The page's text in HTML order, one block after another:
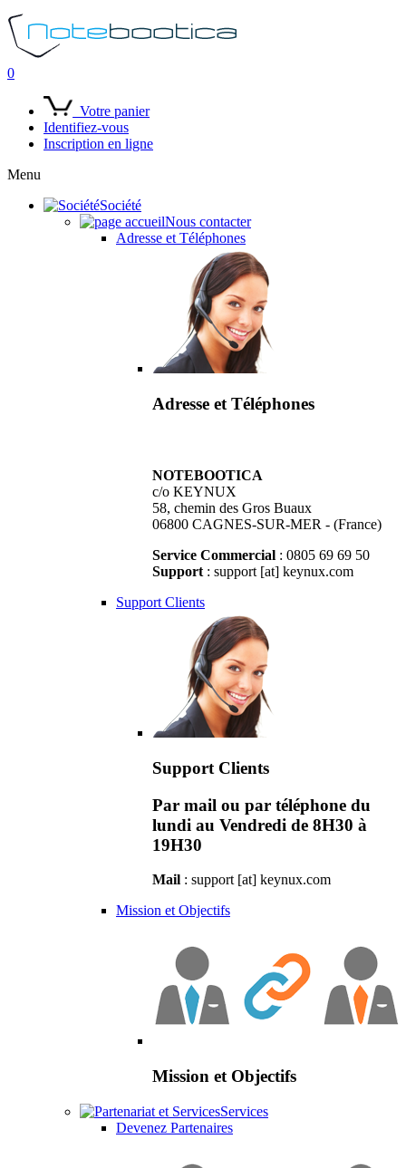
0
Votre panier
Identifiez-vous
Inscription en ligne
Menu
Société
Nous contacter
Adresse et Téléphones
Adresse et Téléphones
NOTEBOOTICA
c/o KEYNUX
58, chemin des Gros Buaux
06800 CAGNES-SUR-MER - (France)
Service Commercial : 0805 69 69 50
Support : support [at] keynux.com
Support Clients
Support Clients
Par mail ou par téléphone du
lundi au Vendredi de 8H30 à
19H30
Mail : support [at] keynux.com
Mission et Objectifs
Mission et Objectifs
Services
Devenez Partenaires